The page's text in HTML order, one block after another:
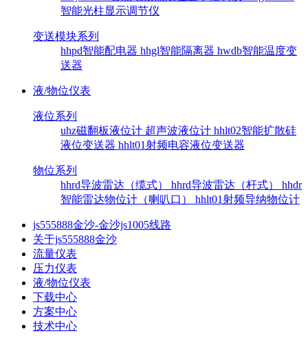
智能光柱显示调节仪
变送模块系列
hhpd智能配电器 hhgl智能隔离器 hwdb智能温度变
送器
液/物位仪表
液位系列
uhz磁翻板液位计 超声波液位计 hhlt02智能扩散硅
液位变送器 hhlt01射频电容液位变送器
物位系列
hhrd导波雷达（缆式） hhrd导波雷达（杆式） hhdr
智能雷达物位计（喇叭口） hhlt01射频导纳物位计
js555888金沙-金沙js1005线路
关于js555888金沙
流量仪表
压力仪表
液/物位仪表
下载中心
方案中心
技术中心